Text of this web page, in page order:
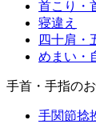
首こり・
寝違え
四十肩・
めまい・
手首・手指の
手関節捻